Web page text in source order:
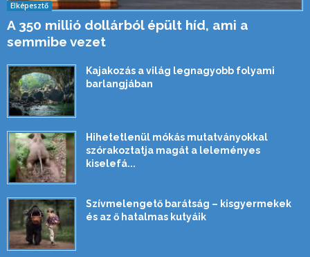
Elképesztő
A 350 millió dollárból épült híd, ami a
semmibe vezet
Kajakozás a világ legnagyobb folyami
barlangjában
Hihetetlenül mókás mutatványokkal
szórakoztatja magát a leleményes
kiselefá...
Szívmelengető barátság – kisgyermekek
és az ő hatalmas kutyáik